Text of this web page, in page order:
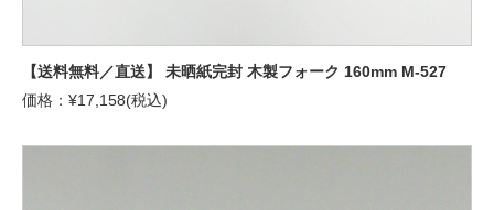
【送料無料／直送】 未晒紙完封 木製フォーク 160mm M-527
価格：¥17,158(税込)